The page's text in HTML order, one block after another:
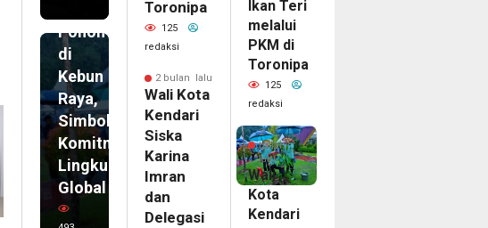
Pohon
di
Kebun
Raya,
Simbol
Komitmen
Lingkungan
Global
Toronipa
125
redaksi
2 bulan lalu
Wali Kota
Kendari
Siska
Karina
Imran
dan
Delegasi
Ikan Teri
melalui
PKM di
Toronipa
125
redaksi
2
bulan
lalu
Wali
Kota
Kendari